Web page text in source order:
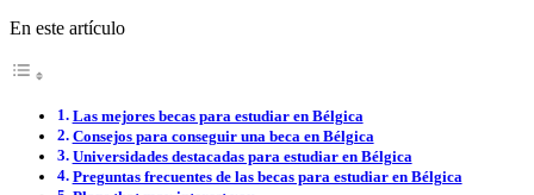
En este artículo
Las mejores becas para estudiar en Bélgica
Consejos para conseguir una beca en Bélgica
Universidades destacadas para estudiar en Bélgica
Preguntas frecuentes de las becas para estudiar en Bélgica